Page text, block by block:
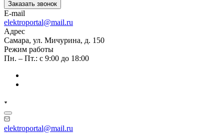
Заказать звонок
E-mail
elektroportal@mail.ru
Адрес
Самара, ул. Мичурина, д. 150
Режим работы
Пн. – Пт.: с 9:00 до 18:00
elektroportal@mail.ru